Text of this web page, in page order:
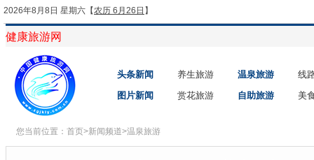
2026年8月8日 星期六 【农历 6月26日 】
健康旅游网
头条新闻 养生旅游 温泉旅游
线
图片新闻
赏花旅游 自助旅游 美
您当前位置： 首页>新闻频道>温泉旅游